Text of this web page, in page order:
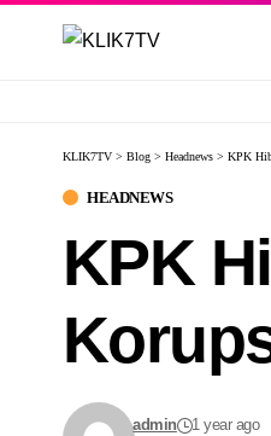
KLIK7TV > Blog > Headnews > KPK
HEADNEWS
KPK
admin 1 year ago